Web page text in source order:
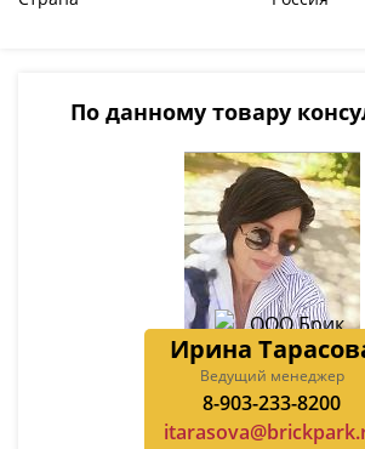
По данному товару
Ирина
Ведущий менеджер
8-903-233-8200